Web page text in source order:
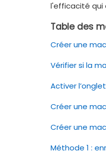
l'efficacité qui
Table des
Créer une
Vérifier si la
Activer
Créer une
Créer une
Méthode 1 :